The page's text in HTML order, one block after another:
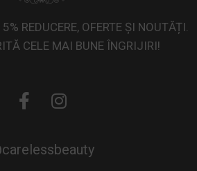
REDUCERE, OFERTE ȘI NOUTĂȚI.
CELE MAI BUNE ÎNGRIJIRI!